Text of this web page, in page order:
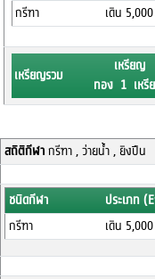
กรีฑา เดิน
เหรียญรวม
เหรียญ
ทอง 1 เหรี
สถิติกีฬากรีฑา , ว่ายน้ำ , ยิงปืน
ชนิดกีฬา ประเภท
กรีฑา
เดิน